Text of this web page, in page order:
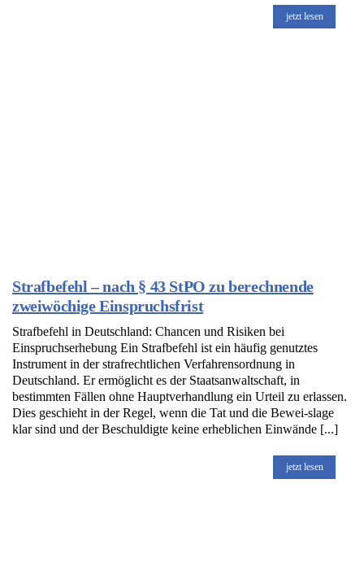
jetzt lesen
Strafbefehl – nach § 43 StPO zu berechnende
zweiwöchige Einspruchsfrist
Strafbefehl in Deutschland: Chancen und Risiken bei
Einspruchserhebung Ein Strafbefehl ist ein häufig genutztes
Instrument in der strafrechtlichen Verfahrensordnung in
Deutschland. Er ermöglicht es der Staatsanwaltschaft, in
bestimmten Fällen ohne Hauptverhandlung ein Urteil zu erlassen.
Dies geschieht in der Regel, wenn die Tat und die Bewei-slage
klar sind und der Beschuldigte keine erheblichen Einwände [...]
jetzt lesen